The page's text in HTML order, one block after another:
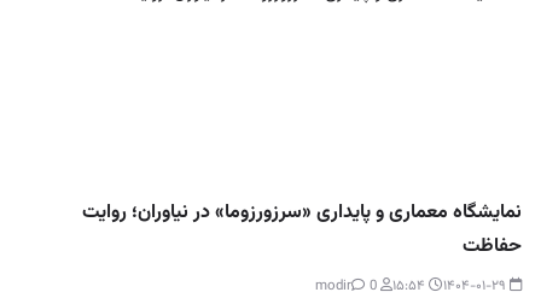
نمایشگاه معماری و پایداری «سرزورزوما» در نیاوران؛ روایت
حفاظت
0